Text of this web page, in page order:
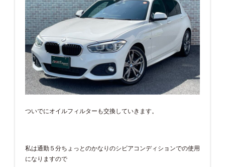
ついでにオイルフィルターも交換していきます。
私は通勤５分ちょっとのかなりのシビアコンディションでの使用
になりますので